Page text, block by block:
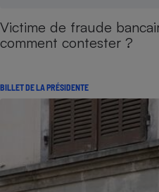
Victime de fraude
comment contester ?
BILLET DE LA PRÉSIDENTE